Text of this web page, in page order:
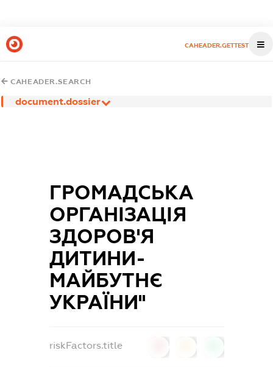
CAHEADER.GETTEST
CAHEADER.SEARCH
document.dossier
ГРОМАДСЬКА
ОРГАНІЗАЦІЯ
ЗДОРОВ'Я
ДИТИНИ-
МАЙБУТНЄ
УКРАЇНИ''
riskFactors.title